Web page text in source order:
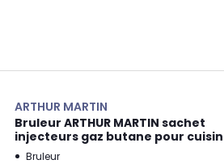
ARTHUR MARTIN
Bruleur ARTHUR MARTIN sachet
injecteurs gaz butane pour cuisin
Bruleur